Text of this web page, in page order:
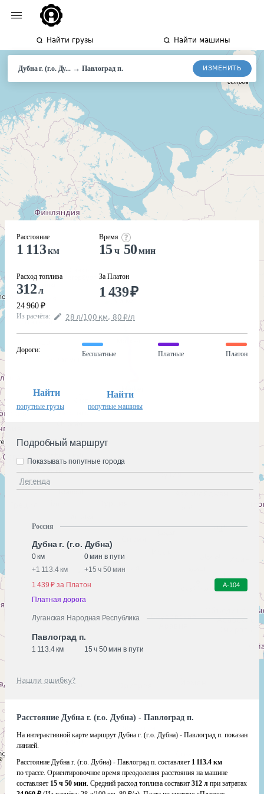
Найти грузы Найти машины
Дубна г. (г.о. Ду... → Павлоград п. ИЗМЕНИТЬ
Расстояние
1 113км
Расход топлива
312л
24 960 ₽
Время
15 ч 50 мин
За Платон
1 439₽
Из расчёта: 28 л/100 км, 80 ₽/л
Дороги:
Бесплатные Платные Платон
Найти
попутные грузы
Найти
попутные машины
Подробный маршрут
Легенда
Показывать попутные города
Россия
Дубна г. (г.о. Дубна)
0 км
0 мин в пути
+1 113.4 км +15 ч 50 мин
1 439 ₽ за Платон
А-104
Платная дорога
Луганская Народная Республика
Павлоград п.
1 113.4 км 15 ч 50 мин в пути
Нашли ошибку?
Расстояние Дубна г. (г.о. Дубна) - Павлоград п.
На интерактивной карте маршрут Дубна г. (г.о. Дубна) - Павлоград п. показан
линией.
Расстояние Дубна г. (г.о. Дубна) - Павлоград п. составляет 1 113.4 км
по трассе. Ориентировочное время преодоления расстояния на машине
составляет 15 ч 50 мин. Средний расход топлива составит 312 л при затратах